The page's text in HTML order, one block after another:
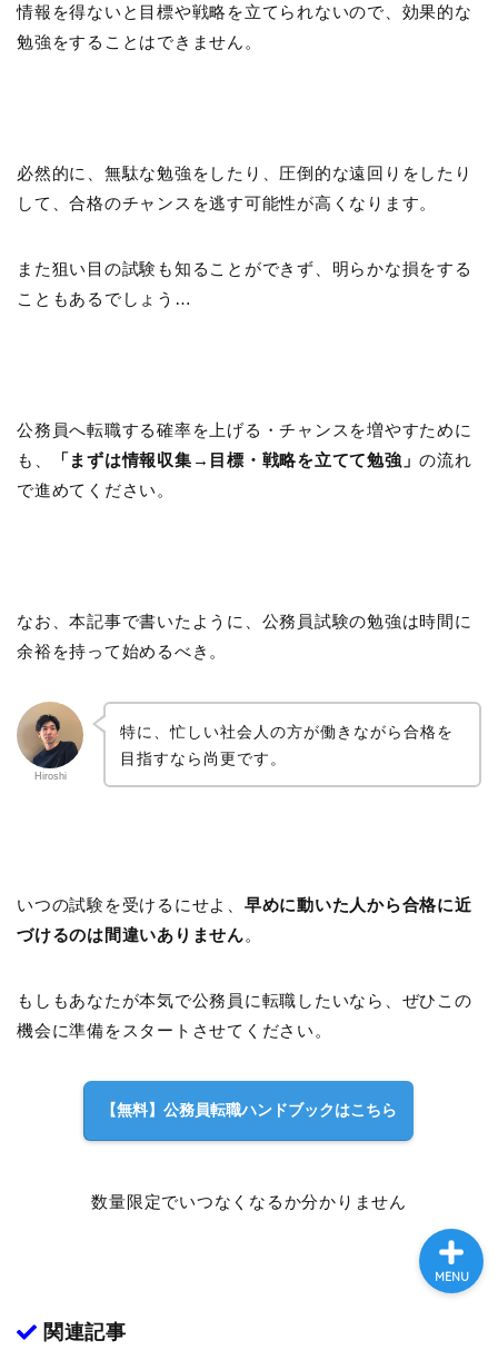
情報を得ないと目標や戦略を立てられないので、効果的な
勉強をすることはできません。
必然的に、無駄な勉強をしたり、圧倒的な遠回りをしたり
して、合格のチャンスを逃す可能性が高くなります。
また狙い目の試験も知ることができず、明らかな損をする
こともあるでしょう…
公務員へ転職する確率を上げる・チャンスを増やすために
も、
「まずは情報収集→目標・戦略を立てて勉強」の流れ
で進めてください。
なお、本記事で書いたように、公務員試験の勉強は時間に
余裕を持って始めるべき。
Hiroshi
特に、忙しい社会人の方が働きながら合格を
目指すなら尚更です。
いつの試験を受けるにせよ、 早めに動いた人から合格に近
づけるのは間違いありません。
もしもあなたが本気で公務員に転職したいなら、ぜひこの
機会に準備をスタートさせてください。
【無料】公務員転職ハンドブックはこちら
数量限定でいつなくなるか分かりません
関連記事
MENU
お問い合わせ